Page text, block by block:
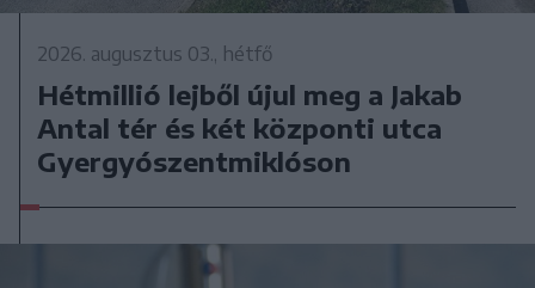
2026. augusztus 03., hétfő
Hétmillió lejből újul meg a Jakab
Antal tér és két központi utca
Gyergyószentmiklóson